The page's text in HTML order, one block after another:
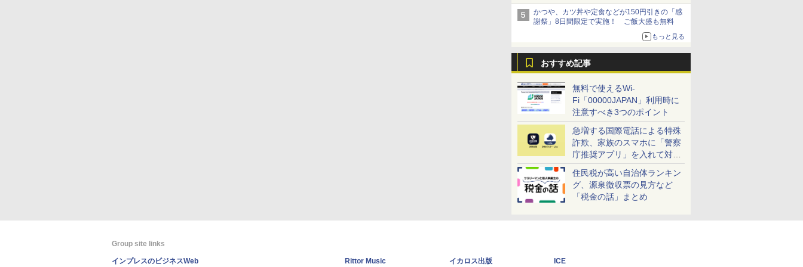
かつや、カツ丼や定食などが150円引きの「感
謝祭」8日間限定で実施！ ご飯大盛も無料
もっと見る
おすすめ記事
無料で使えるWi-
Fi「00000JAPAN」利用時に
注意すべき3つのポイント
急増する国際電話による特殊
詐欺、家族のスマホに「警察
庁推奨アプリ」を入れて対策
しよう！
住民税が高い自治体ランキン
グ、源泉徴収票の見方など
「税金の話」まとめ
Group site links
インプレスのビジネスWeb Rittor Music イカロス出版 ICE